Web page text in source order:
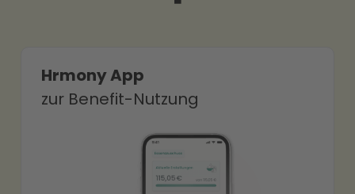
Hrmony App
zur Benefit-Nutzung